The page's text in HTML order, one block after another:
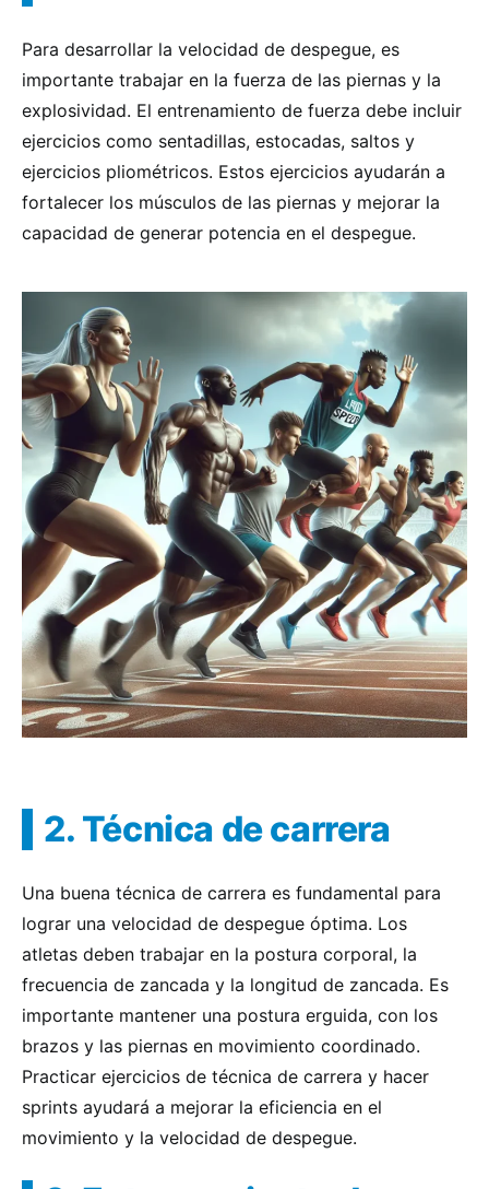
Para desarrollar la velocidad de despegue, es
importante trabajar en la fuerza de las piernas y la
explosividad. El entrenamiento de fuerza debe incluir
ejercicios como sentadillas, estocadas, saltos y
ejercicios pliométricos. Estos ejercicios ayudarán a
fortalecer los músculos de las piernas y mejorar la
capacidad de generar potencia en el despegue.
2. Técnica de carrera
Una buena técnica de carrera es fundamental para
lograr una velocidad de despegue óptima. Los
atletas deben trabajar en la postura corporal, la
frecuencia de zancada y la longitud de zancada. Es
importante mantener una postura erguida, con los
brazos y las piernas en movimiento coordinado.
Practicar ejercicios de técnica de carrera y hacer
sprints ayudará a mejorar la eficiencia en el
movimiento y la velocidad de despegue.